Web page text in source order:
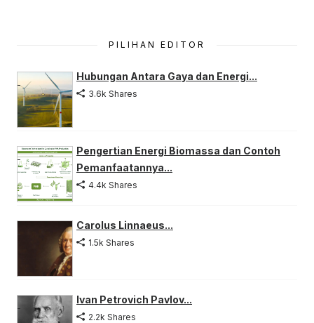
PILIHAN EDITOR
Hubungan Antara Gaya dan Energi...
3.6k Shares
Pengertian Energi Biomassa dan Contoh
Pemanfaatannya...
4.4k Shares
Carolus Linnaeus...
1.5k Shares
Ivan Petrovich Pavlov...
2.2k Shares